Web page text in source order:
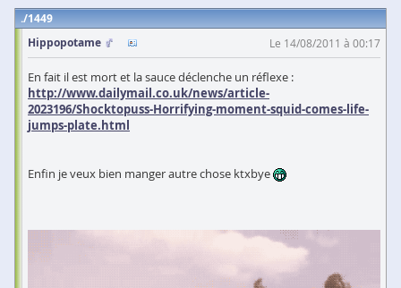
1449
Hippopotame
Le 14/08/2011 à 00:17
En fait il est mort et la sauce déclenche un réflexe :
http://www.dailymail.co.uk/news/article-
2023196/Shocktopuss-Horrifying-moment-squid-comes-life-
jumps-plate.html
Enfin je veux bien manger autre chose ktxbye